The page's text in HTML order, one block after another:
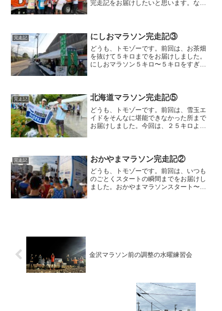
完走記をお届けしたいと思います。な
会場であるデンカビッグスワン...
完走記 にしおマラソン完走記③
どうも、トモゾーです。前回は、お茶畑
を抜けて５キロまでをお届けしました。
にしおマラソン５キロ〜５キロをすぎ
知り合いの応援に来ているの...
完走記 北海道マラソン完走記⑤
どうも、トモゾーです。前回は、雪玉エ
イドをそんなに堪能できなかった所まで
お届けしました。今回は、２５キロより
きました。前半の晴れ、３...
完走記 おかやまマラソン完走記②
どうも、トモゾーです。前回は、いつも
のごとくスタートの瞬間までをお届けし
ました。おかやまマラソンスタート〜あ
金沢マラソン前の調整の水曜練習会